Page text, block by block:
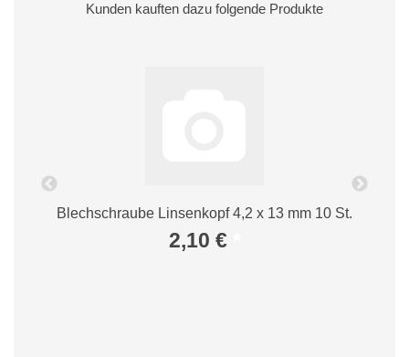
Kunden kauften dazu folgende Produkte
Blechschraube Linsenkopf 4,2 x 13 mm 10 St.
2,10 €